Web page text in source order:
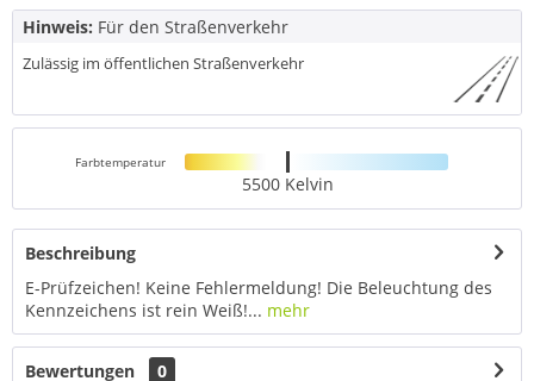
Hinweis: Für den Straßenverkehr
Zulässig im öffentlichen Straßenverkehr
Farbtemperatur
5500 Kelvin
Beschreibung
E-Prüfzeichen! Keine Fehlermeldung! Die Beleuchtung des
Kennzeichens ist rein Weiß!... mehr
Bewertungen
0